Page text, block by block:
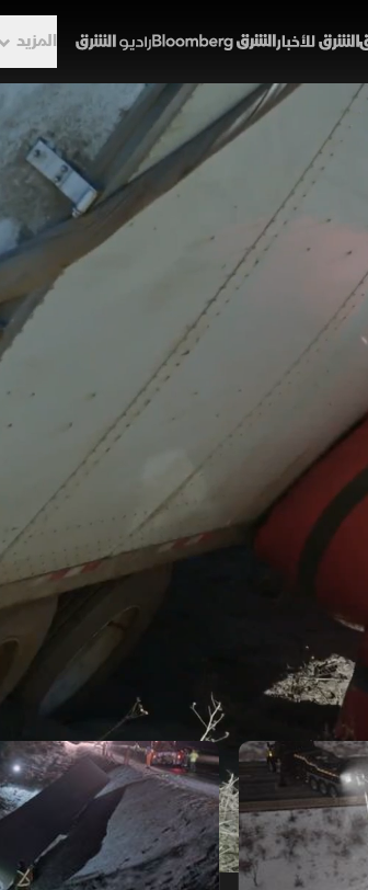
المزيد
جاس أمام اختبار حقيقي عندما
عقب بواسطة الوسائد الهوائية
يسابق روب باربر الوقت لإنقاذ